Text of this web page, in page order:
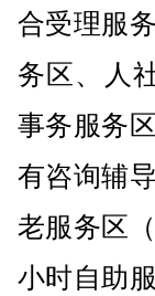
合受理服
务区、人
事务服务
有咨询辅
老服务区
小时自助